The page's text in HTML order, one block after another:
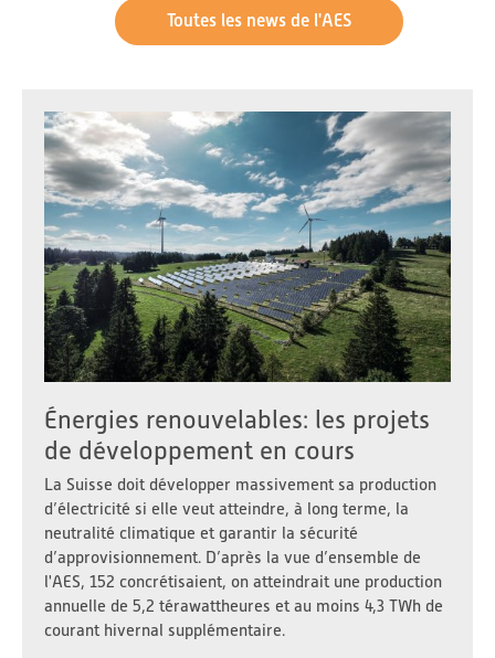
Toutes les news de l'AES
Énergies renouvelables: les projets
de développement en cours
La Suisse doit développer massivement sa production
d’électricité si elle veut atteindre, à long terme, la
neutralité climatique et garantir la sécurité
d’approvisionnement. D’après la vue d’ensemble de
l'AES, 152 concrétisaient, on atteindrait une production
annuelle de 5,2 térawattheures et au moins 4,3 TWh de
courant hivernal supplémentaire.